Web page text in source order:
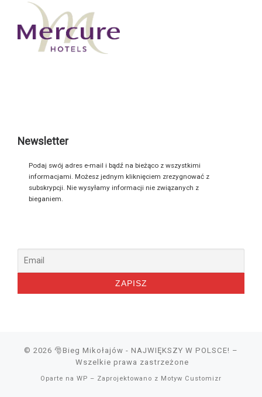
Newsletter
Podaj swój adres e-mail i bądź na bieżąco z wszystkimi
informacjami. Możesz jednym kliknięciem zrezygnować z
subskrypcji. Nie wysyłamy informacji nie związanych z
bieganiem.
© 2026 🎅Bieg Mikołajów - NAJWIĘKSZY W POLSCE! –
Wszelkie prawa zastrzeżone
Oparte na WP – Zaprojektowano z Motyw Customizr